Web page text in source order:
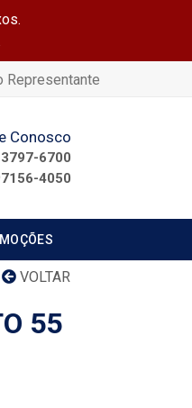
Representante
Conosco
6700
4050
VOLTAR
55